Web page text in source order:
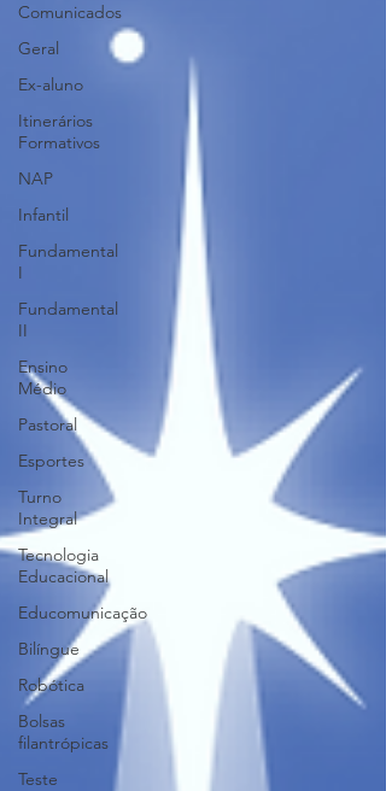
Comunicados
Geral
Ex-aluno
Itinerários
Formativos
NAP
Infantil
Fundamental
I
Fundamental
II
Ensino
Médio
Pastoral
Esportes
Turno
Integral
Tecnologia
Educacional
Educomunicação
Bilíngue
Robótica
Bolsas
filantrópicas
Teste